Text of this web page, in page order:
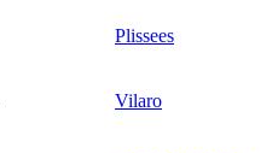
Plissees
Vilaro